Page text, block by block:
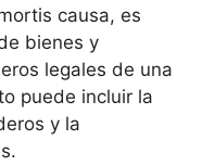
causa, es
bienes y
legales de una
puede incluir la
y la